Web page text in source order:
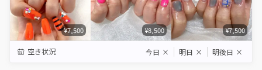
¥7,500 ¥8,500 ¥7,500
空き状況 今日 × 明日 × 明後日 ×